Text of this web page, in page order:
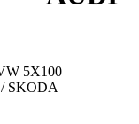
5X100
SKODA